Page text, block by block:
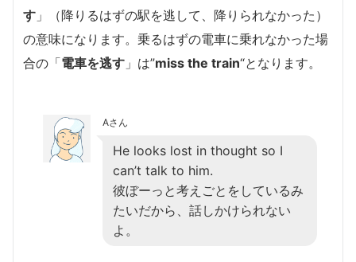
す 」（降りるはずの駅を逃して、降りられなかった）
の意味になります。乗るはずの電車に乗れなかった場
合の「電車を逃す 」は”miss the train“となります。
Aさん
He looks lost in thought so I
can’t talk to him.
彼ぼーっと考えごとをしているみ
たいだから、話しかけられない
よ。